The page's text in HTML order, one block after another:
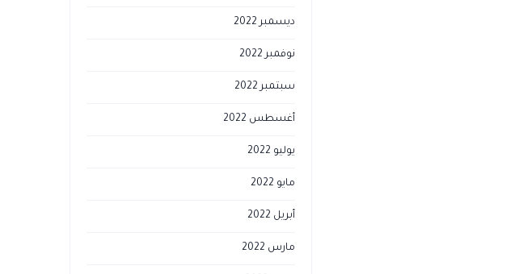
ديسمبر 2022
نوفمبر 2022
سبتمبر 2022
أغسطس 2022
يوليو 2022
مايو 2022
أبريل 2022
مارس 2022